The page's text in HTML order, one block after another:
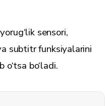
sensori,
subtitr funksiyalarini
bo‘ladi.